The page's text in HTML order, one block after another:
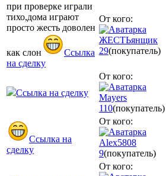
при проверке играли
тихо,дома играют
просто жесть доволен
как слон
Ссылка
на сделку
От кого:
ЖЕСТЬянщик
29(покупатель)
Ссылка на сделку
От кого:
Mayers
110(покупатель)
Ссылка на
сделку
От кого:
Alex5808
9(покупатель)
От кого: